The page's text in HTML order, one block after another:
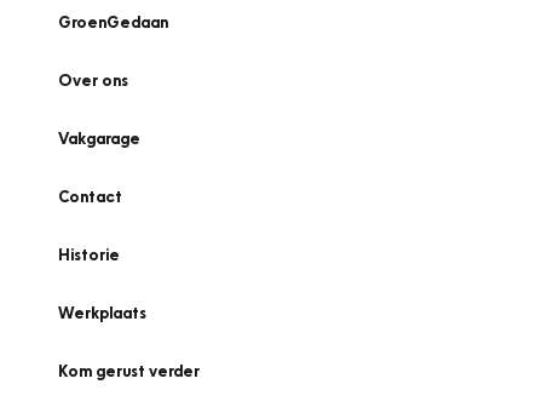
GroenGedaan
Over ons
Vakgarage
Contact
Historie
Werkplaats
Kom gerust verder